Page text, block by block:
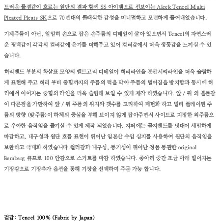
드러운 물결같이 흐르는 원단의 결과 함께 SS 아이템으로 선보이는 Aleek Tencel Multi
Pleated Pleats SK으로 70년대의 클래식한 감성을 미니멀하고 모던하게 풀어내었습니다.
기계주름이 아닌, 일일히 손으로 잡은 손주름의 디테일이 살아 있으면서 Tencel의 자연스러
운 광택감이 각각의 컬러감에 윤기를 더해주고 있어 컬러감에서 더욱 생동감을 느끼실 수 있
습니다.
허리밴드 부분의 화살표 모양의 벨트고리 디테일이 허리라인을 분산시켜라인을 더욱 슬림하
게 표현해 주고 허리 부터 중힙까지의 주름의 턱을 막아 주름의 벌어짐을 방지함과 동시에 허
리에서 이어지는 중힙의 라인을 더욱 슬림해 보일 수 있게 제작 하였습니다. 앞 / 뒤 의 볼륨감
이 다른점을 가만하여 앞 / 뒤 주름의 위치와 갯수를 고려하여 패턴화 하고 멀티 플레이된 주
름의 방향 (맞주름)이 하체의 중심을 부해 보이지 않게 잡아주면서 사이드로 지정한 외주름으
로 우아한 움직임을 즐기실 수 있게 제작 되었습니다. 지퍼에는 골지밴드를 덧대어 세밀하게
마감하고, 내구성과 원단 흐름 표현이 뛰어난 일본산 수입 심지를 사용하여 원단의 움직임을
보완하고 극대화 하였습니다.컬러감과 내구성, 통기성이 뛰어난 정품 통관한 original
Bemberg 큐프로 100 안감으로 스커트를 마감 하였습니다. 종아리 중간 조금 아래 떨어지는
기장감으로 기장추가 옵션을 통해 기장을 선택하여 주문 가능 합니다.
겉감: Tencel 100% (Fabric by Japan)